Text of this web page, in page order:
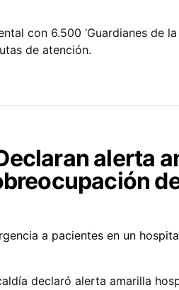
con 6.500 ‘Guardianes de
de atención.
alerta
declaró alerta amarilla